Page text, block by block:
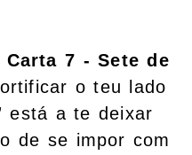
7 - Sete de
o teu lado
está a te deixar
de se impor com